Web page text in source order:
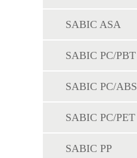
SABIC ASA
SABIC PC/PBT
SABIC PC/ABS
SABIC PC/PET
SABIC PP